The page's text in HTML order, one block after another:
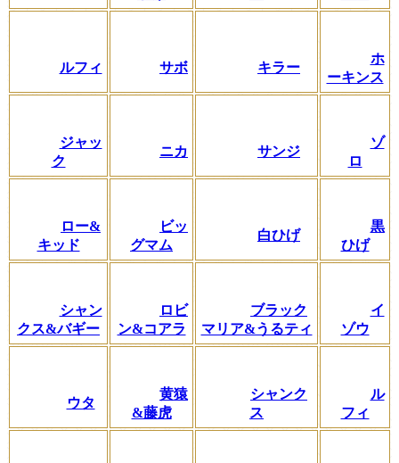
ルフィ サボ キラー
ホ
ーキンス
ジャッ
ク
ニカ サンジ
ゾ
ロ
ロー&
キッド
ビッ
グマム
白ひげ
黒
ひげ
シャン
クス&バギー
ロビ
ン&コアラ
ブラック
マリア&うるティ
イ
ゾウ
ウタ
黄猿
&藤虎
シャンク
ス
ル
フィ